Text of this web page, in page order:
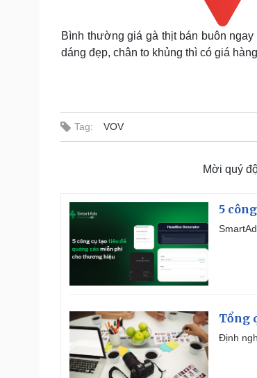
Bình thường giá gà thịt bán buôn
dáng đẹp, chân to khủng thì có giá
Tag: VOV
Mời quý
5
Tổng
Định